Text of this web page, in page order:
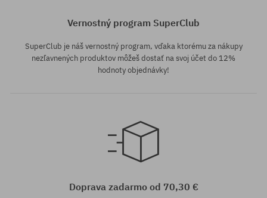
Vernostný program SuperClub
SuperClub je náš vernostný program, vďaka ktorému za nákupy
nezľavnených produktov môžeš dostať na svoj účet do 12%
hodnoty objednávky!
Doprava zadarmo od 70,30 €